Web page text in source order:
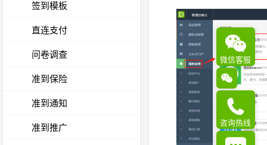
微信客服
咨询热线
签到模板
直连支付
问卷调查
准到保险
准到通知
准到推广